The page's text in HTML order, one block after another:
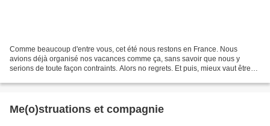
Comme beaucoup d'entre vous, cet été nous restons en France. Nous
avions déjà organisé nos vacances comme ça, sans savoir que nous y
serions de toute façon contraints. Alors no regrets. Et puis, mieux vaut être
Me(o)struations et compagnie